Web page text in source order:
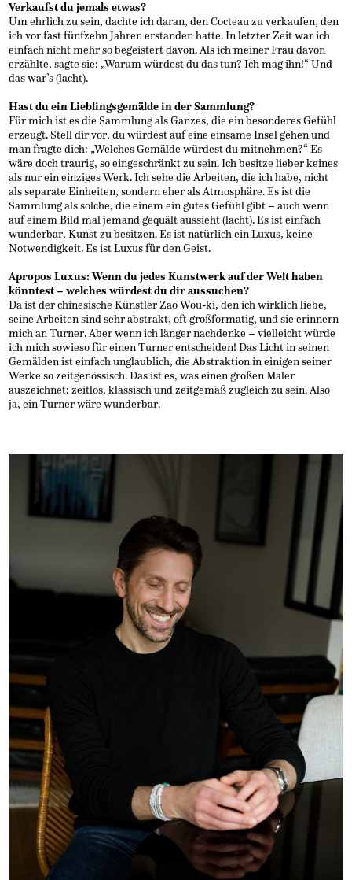
Verkaufst du jemals etwas?
Um ehrlich zu sein, dachte ich daran, den Cocteau zu verkaufen, den
ich vor fast fünfzehn Jahren erstanden hatte. In letzter Zeit war ich
einfach nicht mehr so begeistert davon. Als ich meiner Frau davon
erzählte, sagte sie: „Warum würdest du das tun? Ich mag ihn!“ Und
das war’s (lacht).
Hast du ein Lieblingsgemälde in der Sammlung?
Für mich ist es die Sammlung als Ganzes, die ein besonderes Gefühl
erzeugt. Stell dir vor, du würdest auf eine einsame Insel gehen und
man fragte dich: „Welches Gemälde würdest du mitnehmen?“ Es
wäre doch traurig, so eingeschränkt zu sein. Ich besitze lieber keines
als nur ein einziges Werk. Ich sehe die Arbeiten, die ich habe, nicht
als separate Einheiten, sondern eher als Atmosphäre. Es ist die
Sammlung als solche, die einem ein gutes Gefühl gibt – auch wenn
auf einem Bild mal jemand gequält aussieht (lacht). Es ist einfach
wunderbar, Kunst zu besitzen. Es ist natürlich ein Luxus, keine
Notwendigkeit. Es ist Luxus für den Geist.
Apropos Luxus: Wenn du jedes Kunstwerk auf der Welt haben
könntest – welches würdest du dir aussuchen?
Da ist der chinesische Künstler Zao Wou-ki, den ich wirklich liebe,
seine Arbeiten sind sehr abstrakt, oft großformatig, und sie erinnern
mich an Turner. Aber wenn ich länger nachdenke – vielleicht würde
ich mich sowieso für einen Turner entscheiden! Das Licht in seinen
Gemälden ist einfach unglaublich, die Abstraktion in einigen seiner
Werke so zeitgenössisch. Das ist es, was einen großen Maler
auszeichnet: zeitlos, klassisch und zeitgemäß zugleich zu sein. Also
ja, ein Turner wäre wunderbar.